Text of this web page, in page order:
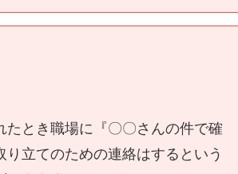
たとき職場に『〇〇さんの件で確
立てのための連絡はするという